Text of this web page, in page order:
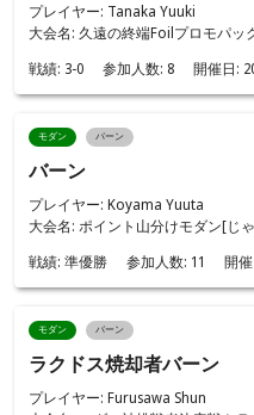
プレイヤー: Tanaka Yuuki
大会名: 久遠の終端Foilプロモパッ
戦績: 3-0 参加人数: 8 開催日:
モダン バーン
バーン
プレイヤー: Koyama Yuuta
大会名: ポイント山分けモダン[じ
戦績: 準優勝 参加人数: 11 開
モダン バーン
ラクドス焼却者バーン
プレイヤー: Furusawa Shun